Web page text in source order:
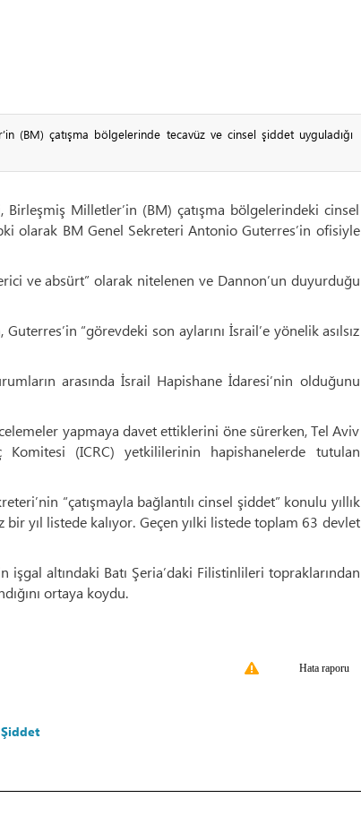
(BM) çatışma bölgelerinde tecavüz ve cinsel şiddet uyguladığı
Milletler’in (BM) çatışma bölgelerindeki cinsel
olarak BM Genel Sekreteri Antonio Guterres’in ofisiyle
ve absürt” olarak nitelenen ve Dannon’un duyurduğu
“görevdeki son aylarını İsrail’e yönelik asılsız
arasında İsrail Hapishane İdaresi’nin olduğunu
yapmaya davet ettiklerini öne sürerken, Tel Aviv
(ICRC) yetkililerinin hapishanelerde tutulan
“çatışmayla bağlantılı cinsel şiddet” konulu yıllık
yıl listede kalıyor. Geçen yılki listede toplam 63 devlet
altındaki Batı Şeria’daki Filistinlileri topraklarından
ortaya koydu.
Hata raporu
Şiddet